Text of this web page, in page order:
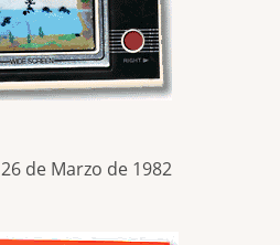
26 de Marzo de 1982